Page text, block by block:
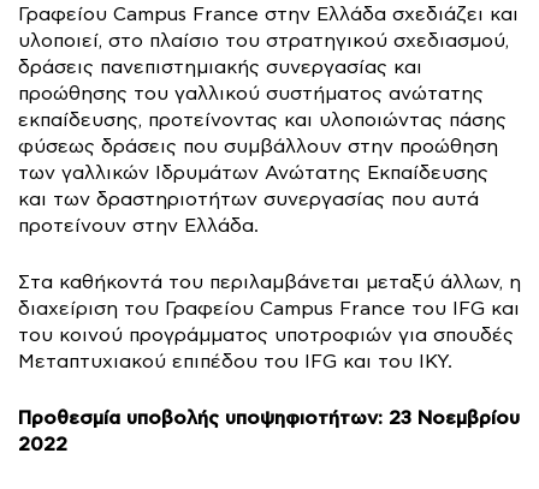
Γραφείου Campus France στην Ελλάδα σχεδιάζει και
υλοποιεί, στο πλαίσιο του στρατηγικού σχεδιασμού,
δράσεις πανεπιστημιακής συνεργασίας και
προώθησης του γαλλικού συστήματος ανώτατης
εκπαίδευσης, προτείνοντας και υλοποιώντας πάσης
φύσεως δράσεις που συμβάλλουν στην προώθηση
των γαλλικών Ιδρυμάτων Ανώτατης Εκπαίδευσης
και των δραστηριοτήτων συνεργασίας που αυτά
προτείνουν στην Ελλάδα.
Στα καθήκοντά του περιλαμβάνεται μεταξύ άλλων, η
διαχείριση του Γραφείου Campus France του IFG και
του κοινού προγράμματος υποτροφιών για σπουδές
Μεταπτυχιακού επιπέδου του IFG και του IKY.
Προθεσμία υποβολής υποψηφιοτήτων: 23 Νοεμβρίου
2022